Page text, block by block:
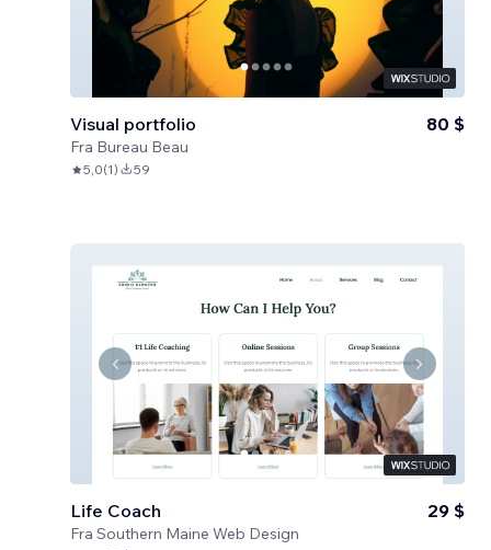
Visual portfolio
Fra Bureau Beau
80 $
5,0(1) 59
Life Coach
Fra Southern Maine Web Design
29 $